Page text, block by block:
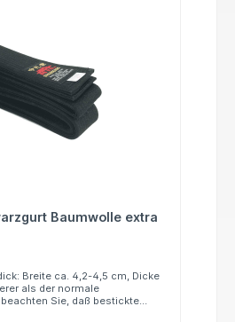
Baumwolle extra
Breite ca. 4,2-4,5 cm, Dicke
als der normale
Sie, daß bestickte